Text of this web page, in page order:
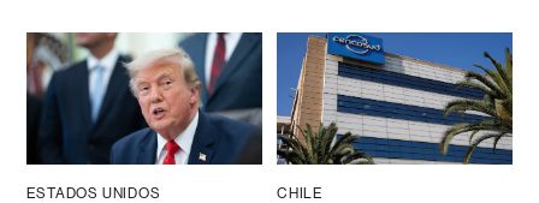
ESTADOS UNIDOS CHILE